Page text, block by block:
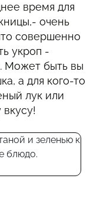
время для
очень
совершенно
укроп -
Может быть вы
а для кого-то
лук или